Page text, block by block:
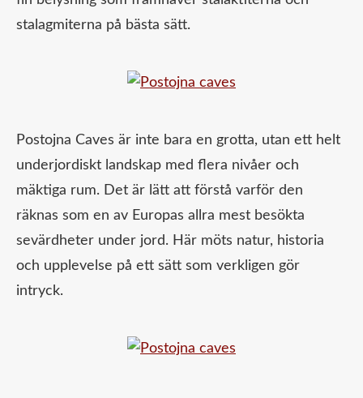
stalagmiterna på bästa sätt.
Postojna Caves är inte bara en grotta, utan ett helt
underjordiskt landskap med flera nivåer och
mäktiga rum. Det är lätt att förstå varför den
räknas som en av Europas allra mest besökta
sevärdheter under jord. Här möts natur, historia
och upplevelse på ett sätt som verkligen gör
intryck.